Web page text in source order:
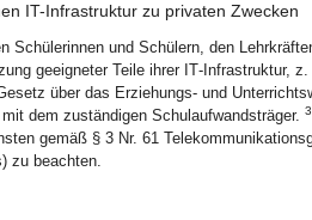
IT-Infrastruktur zu privaten Zwecken
Schülerinnen und Schülern, den
geeigneter Teile ihrer IT‑Infrastruktur,
über das Erziehungs- und
dem zuständigen Schulaufwandsträger. 3
gemäß § 3 Nr. 61
zu beachten.